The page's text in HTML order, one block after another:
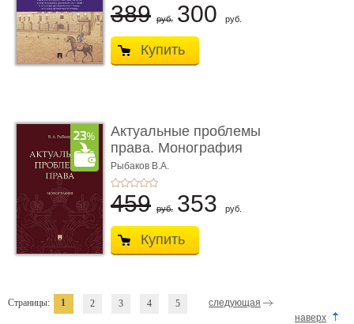
389 руб. 300 руб.
Купить
Актуальные проблемы
права. Монография
Рыбаков В.А.
459 руб. 353 руб.
Купить
Страницы: 1 2 3 4 5
следующая
наверх